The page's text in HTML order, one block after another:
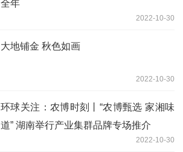
全年
2022-10-30
大地铺金 秋色如画
2022-10-30
环球关注：农博时刻丨“农博甄选 家湘味
道” 湖南举行产业集群品牌专场推介
2022-10-30